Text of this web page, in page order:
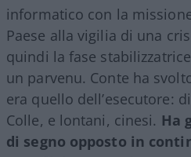
informatico con la
Paese alla vigilia di una
quindi la fase
un parvenu. Conte ha
era quello dell’esecutore:
Colle, e lontani, cinesi. Ha
di segno opposto in